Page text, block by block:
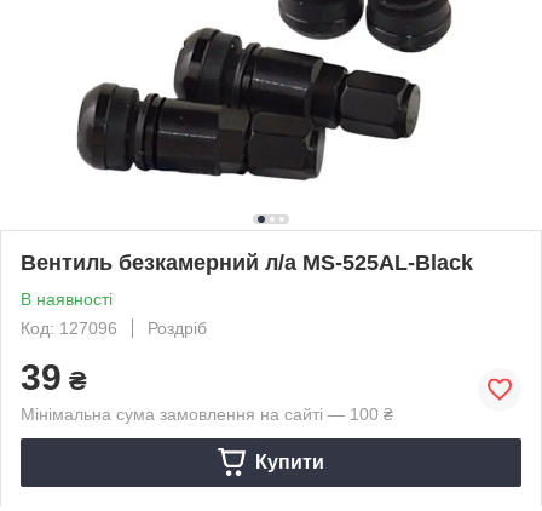
Вентиль безкамерний л/а MS-525AL-Black
В наявності
Код: 127096
Роздріб
39 ₴
Мінімальна сума замовлення на сайті — 100 ₴
Купити